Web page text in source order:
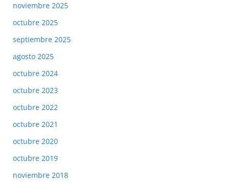
noviembre 2025
octubre 2025
septiembre 2025
agosto 2025
octubre 2024
octubre 2023
octubre 2022
octubre 2021
octubre 2020
octubre 2019
noviembre 2018